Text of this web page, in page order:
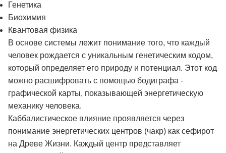
Генетика
Биохимия
Квантовая физика
В основе системы лежит понимание того, что каждый
человек рождается с уникальным генетическим кодом,
который определяет его природу и потенциал. Этот код
можно расшифровать с помощью бодиграфа -
графической карты, показывающей энергетическую
механику человека.
Каббалистическое влияние проявляется через
понимание энергетических центров (чакр) как сефирот
на Древе Жизни. Каждый центр представляет